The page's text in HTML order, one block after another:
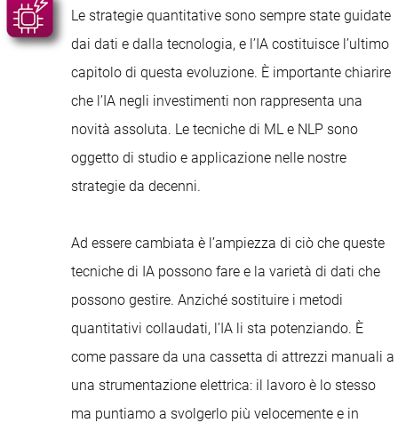
Le strategie quantitative sono sempre state guidate
dai dati e dalla tecnologia, e l’IA costituisce l’ultimo
capitolo di questa evoluzione. È importante chiarire
che l’IA negli investimenti non rappresenta una
novità assoluta. Le tecniche di ML e NLP sono
oggetto di studio e applicazione nelle nostre
strategie da decenni.
Ad essere cambiata è l’ampiezza di ciò che queste
tecniche di IA possono fare e la varietà di dati che
possono gestire. Anziché sostituire i metodi
quantitativi collaudati, l’IA li sta potenziando. È
come passare da una cassetta di attrezzi manuali a
una strumentazione elettrica: il lavoro è lo stesso
ma puntiamo a svolgerlo più velocemente e in